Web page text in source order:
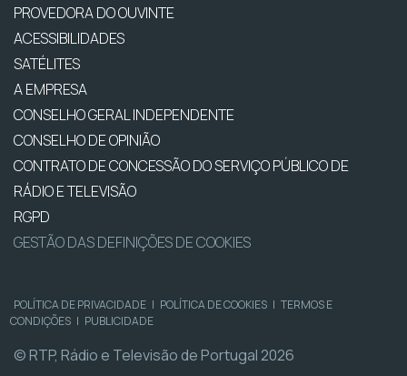
PROVEDORA DO OUVINTE
ACESSIBILIDADES
SATÉLITES
A EMPRESA
CONSELHO GERAL INDEPENDENTE
CONSELHO DE OPINIÃO
CONTRATO DE CONCESSÃO DO SERVIÇO PÚBLICO DE
RÁDIO E TELEVISÃO
RGPD
GESTÃO DAS DEFINIÇÕES DE COOKIES
POLÍTICA DE PRIVACIDADE | POLÍTICA DE COOKIES | TERMOS E
CONDIÇÕES | PUBLICIDADE
© RTP, Rádio e Televisão de Portugal 2026